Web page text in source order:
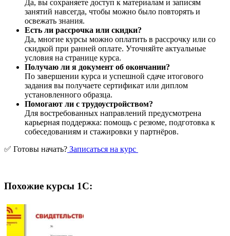
Да, вы сохраняете доступ к материалам и записям
занятий навсегда, чтобы можно было повторять и
освежать знания.
Есть ли рассрочка или скидки?
Да, многие курсы можно оплатить в рассрочку или со
скидкой при ранней оплате. Уточняйте актуальные
условия на странице курса.
Получаю ли я документ об окончании?
По завершении курса и успешной сдаче итогового
задания вы получаете сертификат или диплом
установленного образца.
Помогают ли с трудоустройством?
Для востребованных направлений предусмотрена
карьерная поддержка: помощь с резюме, подготовка к
собеседованиям и стажировки у партнёров.
✅ Готовы начать? Записаться на курс
Похожие курсы 1С: